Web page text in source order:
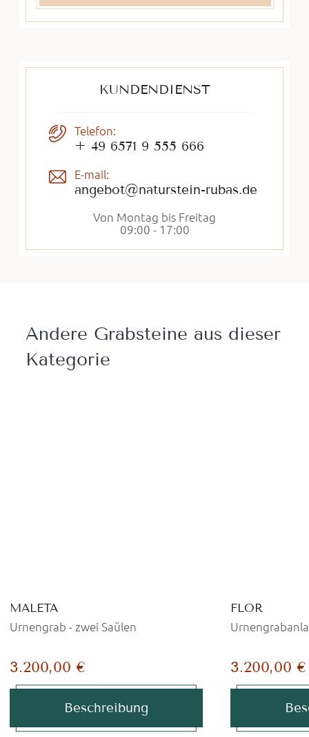
KUNDENDIENST
Telefon:
+ 49 6571 9 555 666
E-mail:
angebot@naturstein-rubas.de
Von Montag bis Freitag
09:00 - 17:00
Andere Grabsteine ​​aus dieser
Kategorie
MALETA
Urnengrab - zwei Saülen
3.200,00 €
Beschreibung
FLOR
3.200,00 €